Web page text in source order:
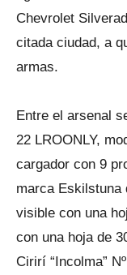
Chevrolet
citada ciudad, a
armas.
Entre el arsenal
22 LROONLY,
cargador con 9
marca Eskilstuna
visible con una
con una hoja de
Cirirí “Incolma”